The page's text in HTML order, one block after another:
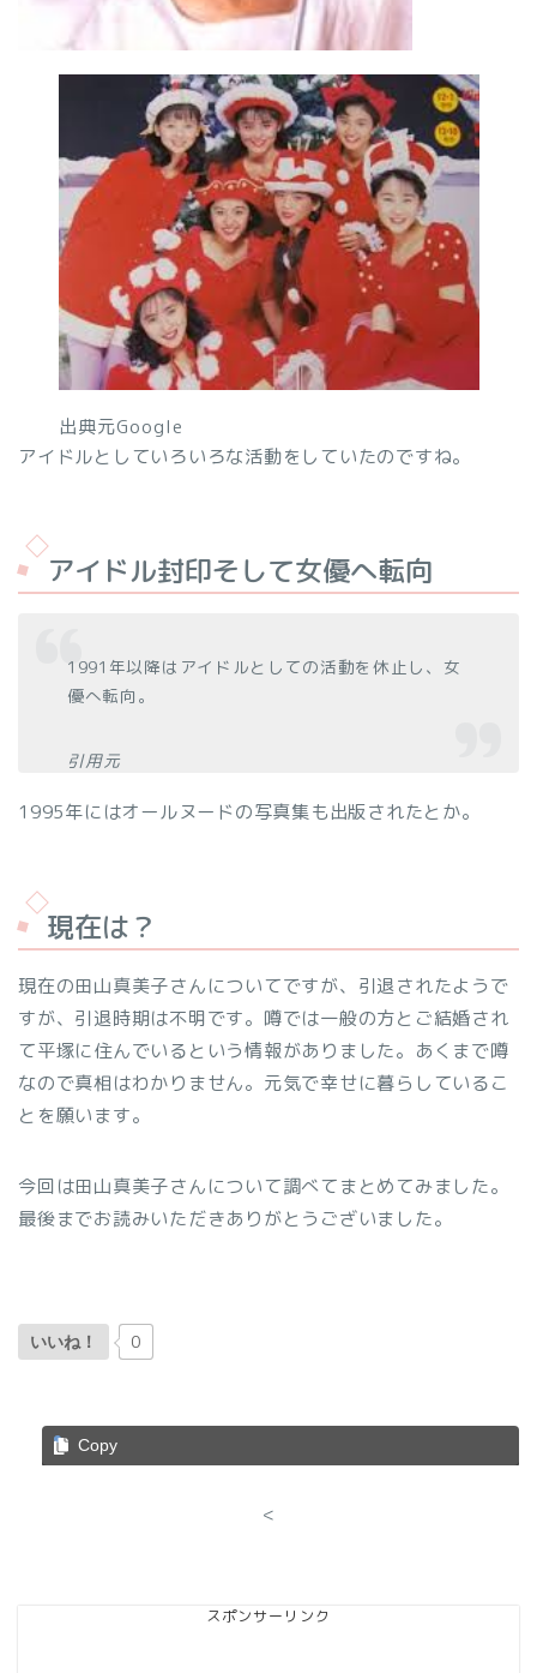
出典元Google
アイドルとしていろいろな活動をしていたのですね。
アイドル封印そして女優へ転向
1991年以降はアイドルとしての活動を休止し、女
優へ転向。
引用元
1995年にはオールヌードの写真集も出版されたとか。
現在は？
現在の田山真美子さんについてですが、引退されたようで
すが、引退時期は不明です。噂では一般の方とご結婚され
て平塚に住んでいるという情報がありました。あくまで噂
なので真相はわかりません。元気で幸せに暮らしているこ
とを願います。
今回は田山真美子さんについて調べてまとめてみました。
最後までお読みいただきありがとうございました。
いいね！ 0
Copy
<
スポンサーリンク